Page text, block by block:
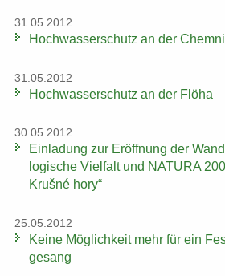
31.05.2012
Hoch­was­ser­schutz an der
31.05.2012
Hoch­was­ser­schutz an der Flöha
30.05.2012
Ein­la­dung zur Er­öff­nung der
lo­gi­sche Viel­falt und NA­TU­RA
Krušné hory“
25.05.2012
Keine Mög­lich­keit mehr für ein
ge­sang